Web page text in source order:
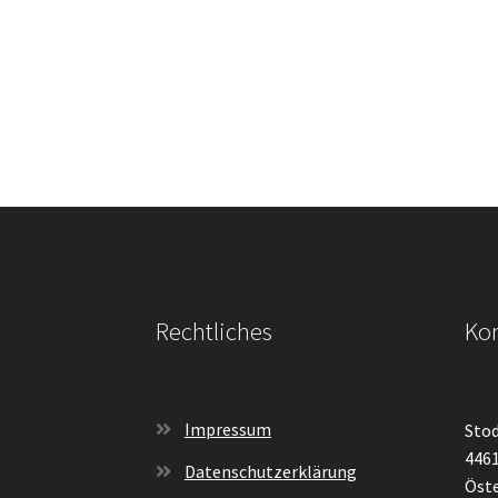
Rechtliches
Impressum
Datenschutzerklärung